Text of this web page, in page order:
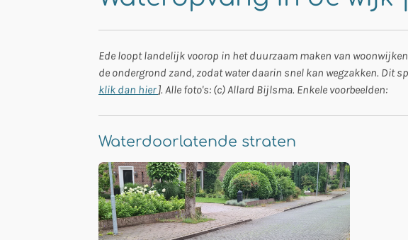
Ede loopt landelijk voorop in het duurzaam maken van
de ondergrond zand, zodat water daarin snel kan wegzakken. Dit
klik dan hier]. Alle foto's: (c) Allard Bijlsma. Enkele voorbeelden:
Waterdoorlatende straten